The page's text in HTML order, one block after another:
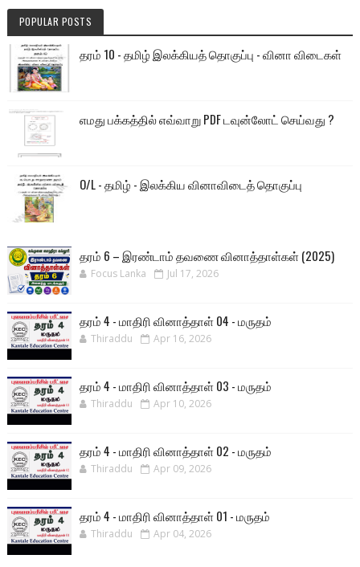
POPULAR POSTS
தரம் 10 - தமிழ் இலக்கியத் தொகுப்பு - வினா விடைகள்
எமது பக்கத்தில் எவ்வாறு PDF டவுன்லோட் செய்வது ?
O/L - தமிழ் - இலக்கிய வினாவிடைத் தொகுப்பு
தரம் 6 – இரண்டாம் தவணை வினாத்தாள்கள் (2025)
Focus Lanka Jul 17, 2026
தரம் 4 - மாதிரி வினாத்தாள் 04 - மருதம்
Thiraddu Apr 16, 2026
தரம் 4 - மாதிரி வினாத்தாள் 03 - மருதம்
Thiraddu Apr 10, 2026
தரம் 4 - மாதிரி வினாத்தாள் 02 - மருதம்
Thiraddu Apr 09, 2026
தரம் 4 - மாதிரி வினாத்தாள் 01 - மருதம்
Thiraddu Apr 04, 2026